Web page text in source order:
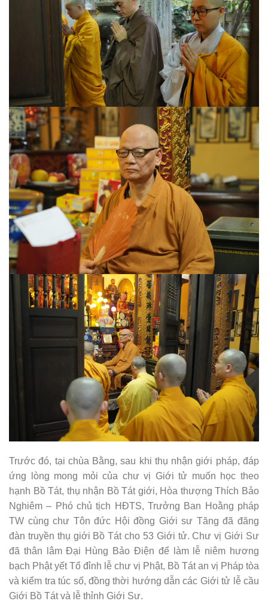
Trước đó, tại chùa Bằng, sau khi thụ nhận giới pháp, đáp
ứng lòng mong mỏi của chư vị Giới tử muốn học theo
hạnh Bồ Tát, thụ nhận Bồ Tát giới, Hòa thượng Thích Bảo
Nghiêm – Phó chủ tịch HĐTS, Trưởng Ban Hoằng pháp
TW cùng chư Tôn đức Hội đồng Giới sư Tăng đã đăng
đàn truyền thụ giới Bồ Tát cho 53 Giới tử. Chư vị Giới Sư
đã thân lâm Đại Hùng Bảo Điện để làm lễ niêm hương
bạch Phật yết Tổ đỉnh lễ chư vị Phật, Bồ Tát an vị Pháp tòa
và kiểm tra túc số, đồng thời hướng dẫn các Giới tử lễ cầu
Giới Bồ Tát và lễ thỉnh Giới Sư.
Trong Phật giáo, giới Bồ Tát là những giới luật được đặt ra
nhằm giúp người thực hành phát triển tâm từ bi và trí tuệ,
hướng đến giác ngộ và lợi ích cho tất cả chúng sinh. Khi
một người thụ giới Bồ Tát, họ tiếp nhận những giới này từ
một vị thầy hoặc một hội đồng tăng già trong một nghi thức
truyền giới. Như vậy, khi được truyền trao giới Bồ Tát,
người nhận không chỉ cam kết thực hành đạo đức cá nhân
mà còn mang trọng trách giúp đỡ và cứu độ chúng sinh, đi
theo con đường của chư Bồ Tát để đạt đến giác ngộ.